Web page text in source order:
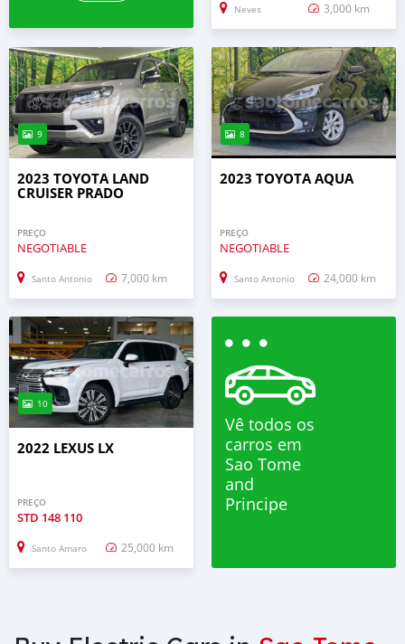
Neves 3,000 km
9
2023 TOYOTA LAND
CRUISER PRADO
PREÇO
NEGOTIABLE
Santo Antonio 7,000 km
8
2023 TOYOTA AQUA
PREÇO
NEGOTIABLE
Santo Antonio 24,000 km
10
2022 LEXUS LX
PREÇO
STD 148 110
Santo Amaro 25,000 km
Vê todos os
carros em
Sao Tome
and
Principe